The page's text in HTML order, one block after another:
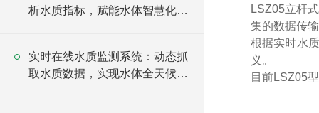
析水质指标，赋能水体智慧化治
实时在线水质监测系统：动态抓
取水质数据，实现水体全天候监
LSZ05立杆式
集的数据传
根据实时水
义。
目前LSZ05